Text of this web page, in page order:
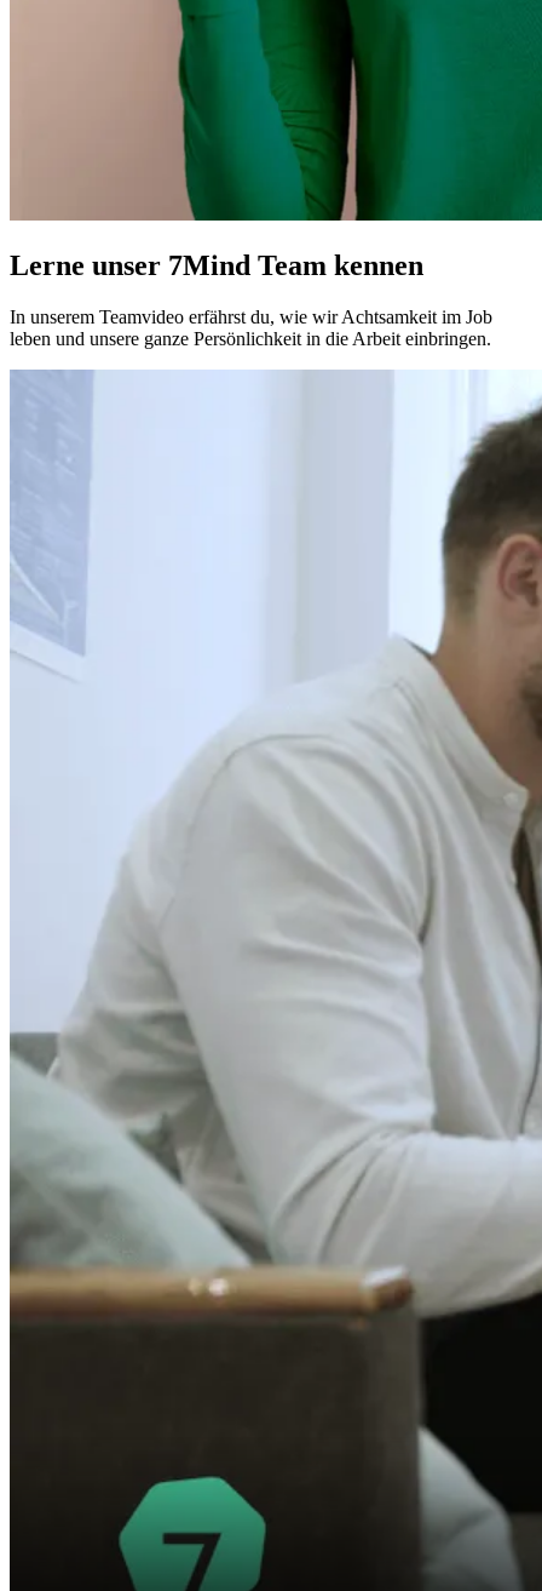
Lerne unser 7Mind Team kennen
In unserem Teamvideo erfährst du, wie wir Achtsamkeit im Job
leben und unsere ganze Persönlichkeit in die Arbeit einbringen.